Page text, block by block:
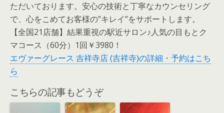
ただいております。安心の技術と丁寧なカウンセリング
で、心をこめてお客様の”キレイ”をサポートします。
【全国21店舗】結果重視の駅近サロン♪人気の目もとク
マコース（60分）1回￥3980！
エヴァーグレース 吉祥寺店 (吉祥寺)の詳細・予約はこち
ら
こちらの記事もどうぞ